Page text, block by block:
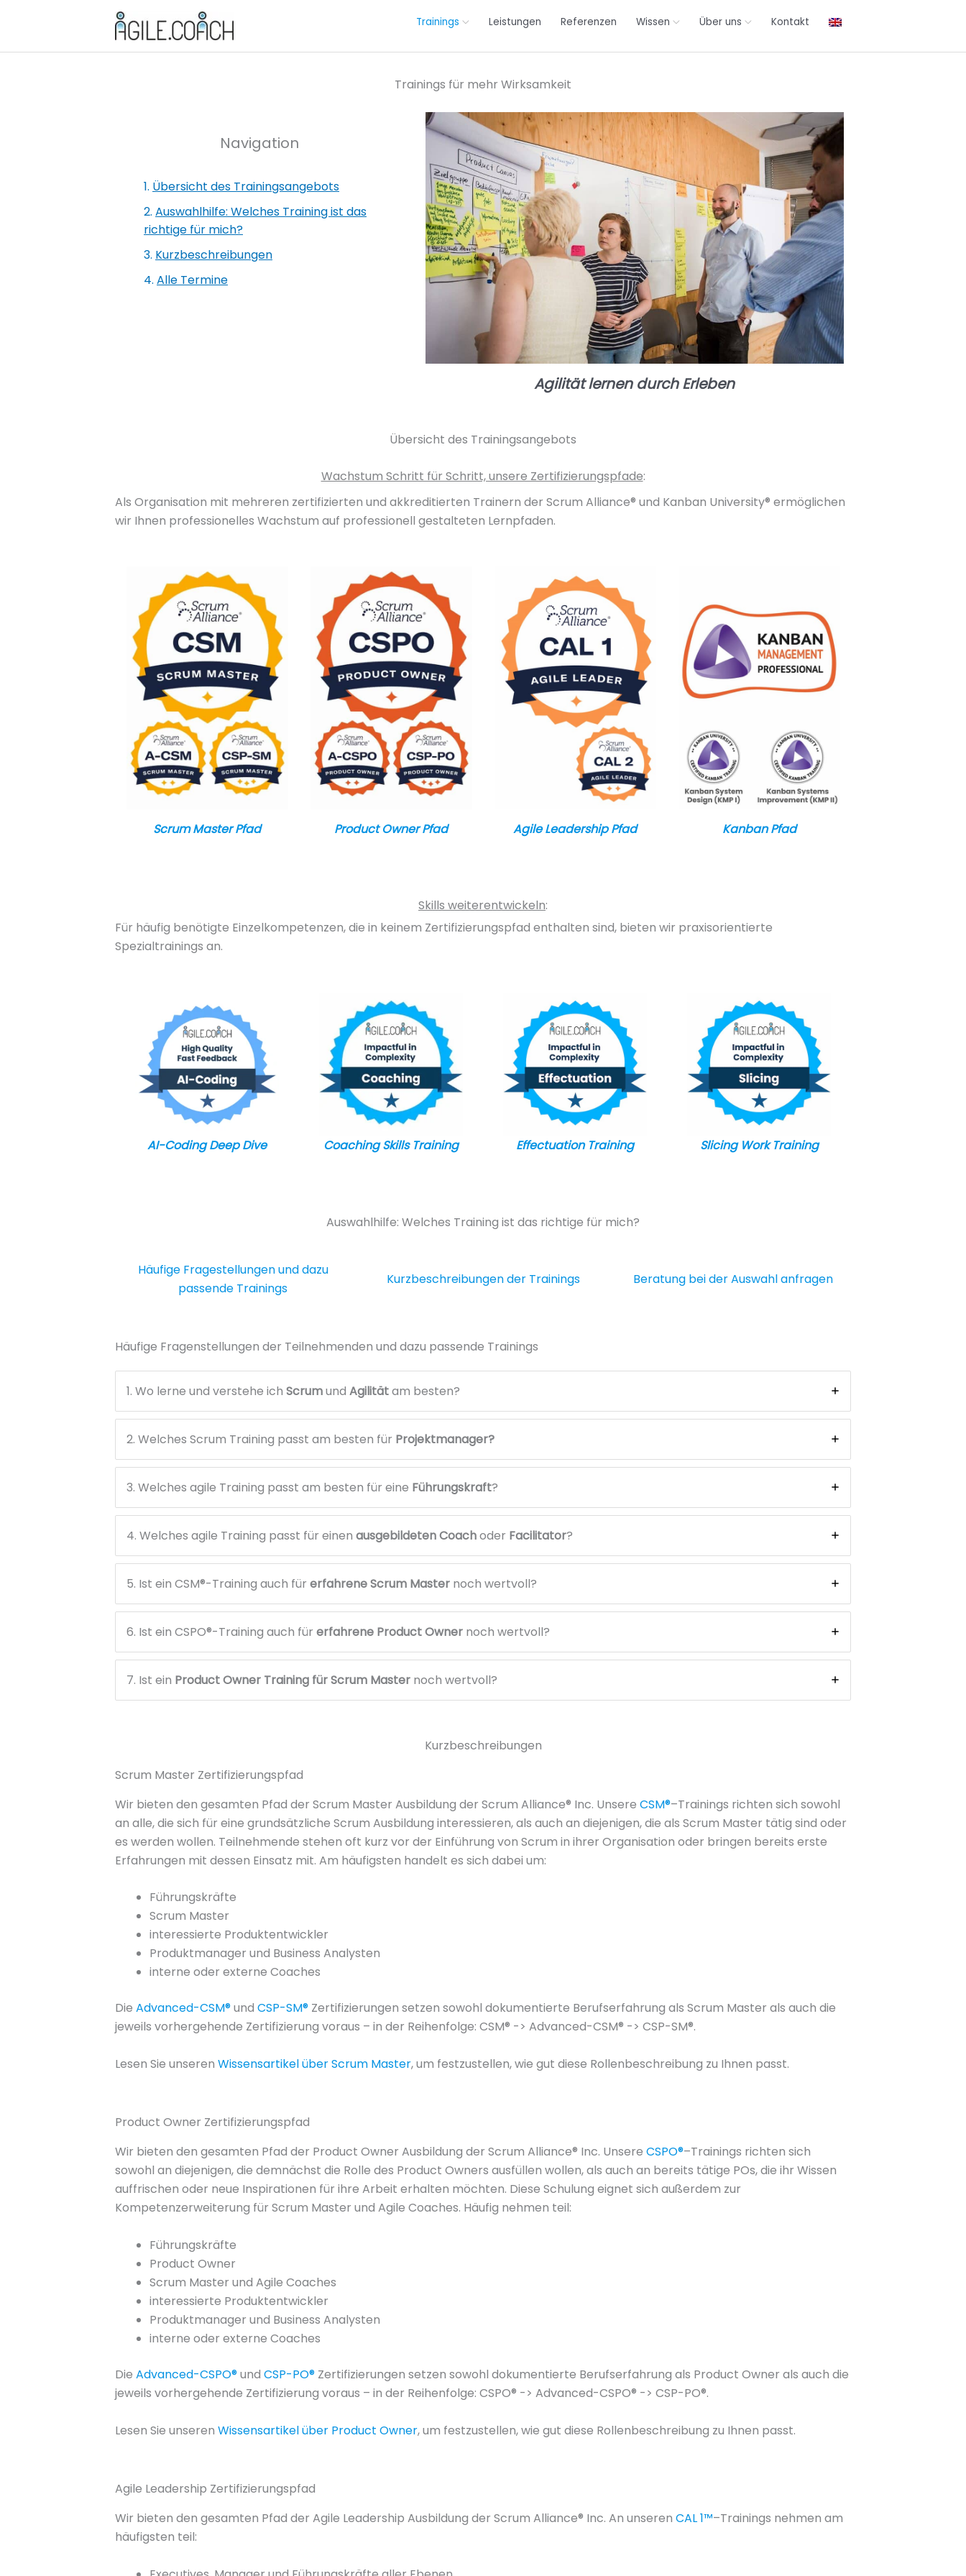
Trainings Leistungen Referenzen Wissen Über uns Kontakt
Trainings für mehr Wirksamkeit
Navigation
Übersicht des Trainingsangebots
Auswahlhilfe: Welches Training ist das
richtige für mich?
Kurzbeschreibungen
Alle Termine
Agilität lernen durch Erleben
Übersicht des Trainingsangebots
Wachstum Schritt für Schritt, unsere Zertifizierungspfade:
Als Organisation mit mehreren zertifizierten und akkreditierten Trainern der Scrum Alliance® und Kanban University® ermöglichen
wir Ihnen professionelles Wachstum auf professionell gestalteten Lernpfaden.
Scrum Master Pfad Product Owner Pfad Agile Leadership Pfad Kanban Pfad
Skills weiterentwickeln:
Für häufig benötigte Einzelkompetenzen, die in keinem Zertifizierungspfad enthalten sind, bieten wir praxisorientierte
Spezialtrainings an.
AI-Coding Deep Dive Coaching Skills Training Effectuation Training Slicing Work Training
Auswahlhilfe: Welches Training ist das richtige für mich?
Häufige Fragestellungen und dazu
passende Trainings
Kurzbeschreibungen der Trainings Beratung bei der Auswahl anfragen
Häufige Fragenstellungen der Teilnehmenden und dazu passende Trainings
1. Wo lerne und verstehe ich Scrumund Agilitätam besten?
2. Welches Scrum Training passt am besten für Projektmanager?
3. Welches agile Training passt am besten für eine Führungskraft?
4. Welches agile Training passt für einen ausgebildeten Coachoder Facilitator?
5. Ist ein CSM®-Training auch für erfahrene Scrum Master noch wertvoll?
6. Ist ein CSPO®-Training auch für erfahrene Product Owner noch wertvoll?
7. Ist ein Product Owner Training für Scrum Master noch wertvoll?
Kurzbeschreibungen
Scrum Master Zertifizierungspfad
Wir bieten den gesamten Pfad der Scrum Master Ausbildung der Scrum Alliance® Inc. Unsere CSM®–Trainings richten sich sowohl
an alle, die sich für eine grundsätzliche Scrum Ausbildung interessieren, als auch an diejenigen, die als Scrum Master tätig sind oder
es werden wollen. Teilnehmende stehen oft kurz vor der Einführung von Scrum in ihrer Organisation oder bringen bereits erste
Erfahrungen mit dessen Einsatz mit. Am häufigsten handelt es sich dabei um:
Führungskräfte
Scrum Master
interessierte Produktentwickler
Produktmanager und Business Analysten
interne oder externe Coaches
Die Advanced-CSM®und CSP-SM® Zertifizierungen setzen sowohl dokumentierte Berufserfahrung als Scrum Master als auch die
jeweils vorhergehende Zertifizierung voraus – in der Reihenfolge: CSM® -> Advanced-CSM® -> CSP-SM®.
Lesen Sie unseren Wissensartikel über Scrum Master, um festzustellen, wie gut diese Rollenbeschreibung zu Ihnen passt.
Product Owner Zertifizierungspfad
Wir bieten den gesamten Pfad der Product Owner Ausbildung der Scrum Alliance® Inc. Unsere CSPO®–Trainings richten sich
sowohl an diejenigen, die demnächst die Rolle des Product Owners ausfüllen wollen, als auch an bereits tätige POs, die ihr Wissen
auffrischen oder neue Inspirationen für ihre Arbeit erhalten möchten. Diese Schulung eignet sich außerdem zur
Kompetenzerweiterung für Scrum Master und Agile Coaches. Häufig nehmen teil:
Führungskräfte
Product Owner
Scrum Master und Agile Coaches
interessierte Produktentwickler
Produktmanager und Business Analysten
interne oder externe Coaches
Die Advanced-CSPO®und CSP-PO® Zertifizierungen setzen sowohl dokumentierte Berufserfahrung als Product Owner als auch die
jeweils vorhergehende Zertifizierung voraus – in der Reihenfolge: CSPO® -> Advanced-CSPO® -> CSP-PO®.
Lesen Sie unseren Wissensartikel über Product Owner, um festzustellen, wie gut diese Rollenbeschreibung zu Ihnen passt.
Agile Leadership Zertifizierungspfad
Wir bieten den gesamten Pfad der Agile Leadership Ausbildung der Scrum Alliance® Inc. An unseren CAL 1™–Trainings nehmen am
häufigsten teil: